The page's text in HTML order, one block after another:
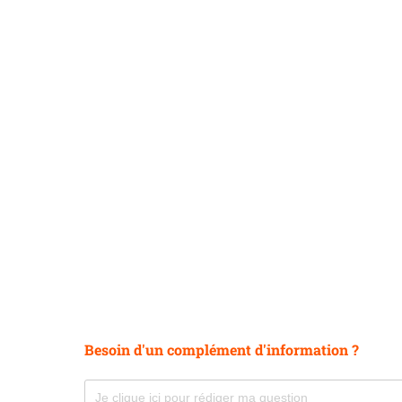
Besoin d'un complément d'information ?